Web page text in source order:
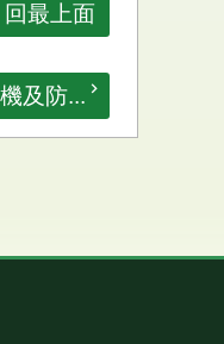
回最上面
及防...